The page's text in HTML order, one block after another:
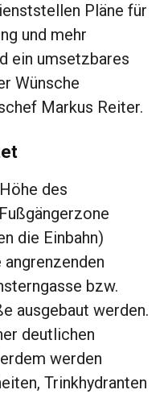
Pläne für
und mehr
ein umsetzbares
Wünsche
Markus Reiter.
des
Fußgängerzone
die Einbahn)
bzw.
ausgebaut werden.
deutlichen
werden
Trinkhydranten